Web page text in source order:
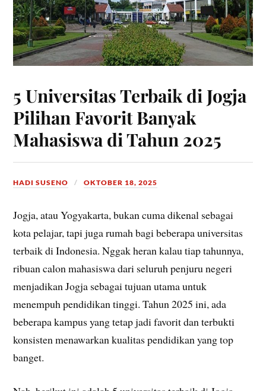
5 Universitas Terbaik di Jogja
Pilihan Favorit Banyak
Mahasiswa di Tahun 2025
HADI SUSENO OKTOBER 18, 2025
Jogja, atau Yogyakarta, bukan cuma dikenal sebagai
kota pelajar, tapi juga rumah bagi beberapa universitas
terbaik di Indonesia. Nggak heran kalau tiap tahunnya,
ribuan calon mahasiswa dari seluruh penjuru negeri
menjadikan Jogja sebagai tujuan utama untuk
menempuh pendidikan tinggi. Tahun 2025 ini, ada
beberapa kampus yang tetap jadi favorit dan terbukti
konsisten menawarkan kualitas pendidikan yang top
banget.